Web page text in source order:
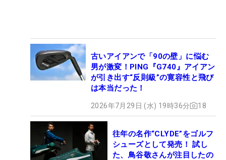
古いアイアンで「90の壁」に悩む
男が激変！PING『G740』アイアン
が引き出す“反則級”の寛容性と飛び
は本当だった！
2026年7月29日 (水) 19時36分 18
往年の名作“CLYDE”をゴルフ
シューズとして発売！ 試し
た、鳥谷敬さんが注目したの